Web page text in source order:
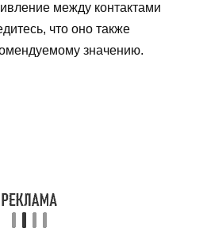
между контактами
что оно также
значению.